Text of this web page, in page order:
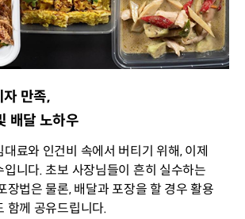
만족,
배달 노하우
료와 인건비 속에서 버티기 위해, 이제
입니다. 초보 사장님들이 흔히 실수하는
장법은 물론, 배달과 포장을 할 경우 활용
함께 공유드립니다.